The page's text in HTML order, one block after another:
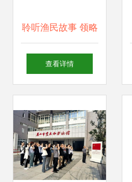
聆听渔民故事 领略
沙坡文化 沙尾活态
查看详情